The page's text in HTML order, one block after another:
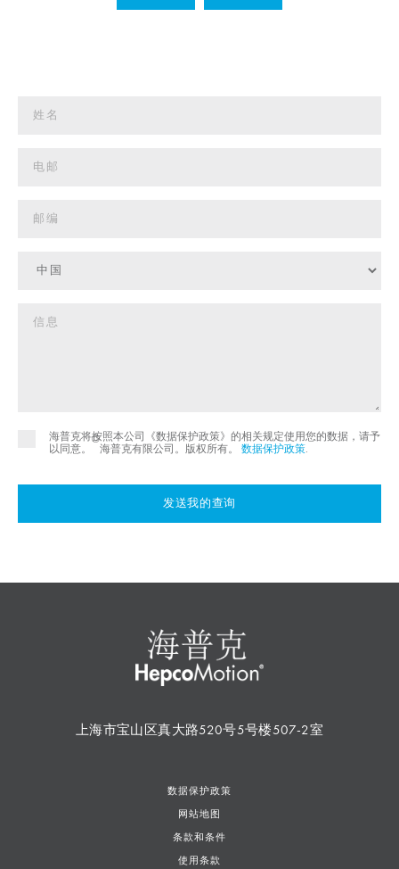
海普克将按照本公司《数据保护政策》的相关规定使用您的数据，请予
以同意。
©
海普克有限公司。版权所有。 数据保护政策
发送我的查询
上海市宝山区真大路520号5号楼507-2室
数据保护政策
网站地图
条款和条件
使用条款